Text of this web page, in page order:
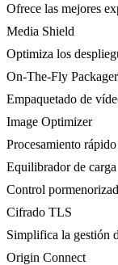
Ofrece las mejores
Media Shield
Optimiza los
On-The-Fly Packager
Empaquetado de
Image Optimizer
Procesamiento
Equilibrador de carga
Control
Cifrado TLS
Simplifica la gestión
Origin Connect